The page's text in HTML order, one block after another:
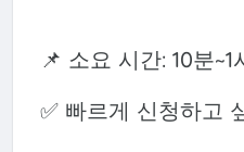
📌 소요 시간: 10분~1
✅ 빠르게 신청하고